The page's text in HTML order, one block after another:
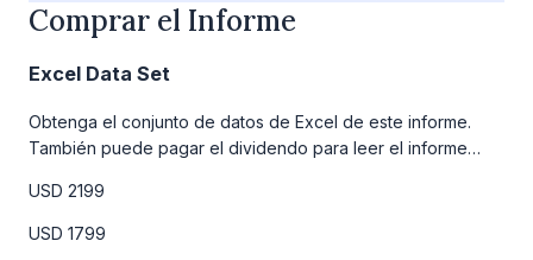
Comprar el Informe
Excel Data Set
Obtenga el conjunto de datos de Excel de este informe.
También puede pagar el dividendo para leer el informe
la tabla de precios a continuación.
USD 2199
USD 1799